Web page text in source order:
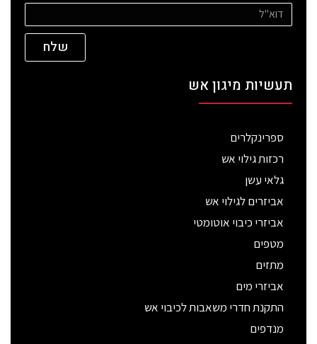
שלח
תעשיות מיגון אש
ספרינקלרים
רכזות גילוי אש
גלאי עשן
אביזרים לגילוי אש
אביזרי כיבוי אוטומטי
מטפים
מתזים
אביזרי מים
התקנת חדרי משאבות לכיבוי אש
מנדפים